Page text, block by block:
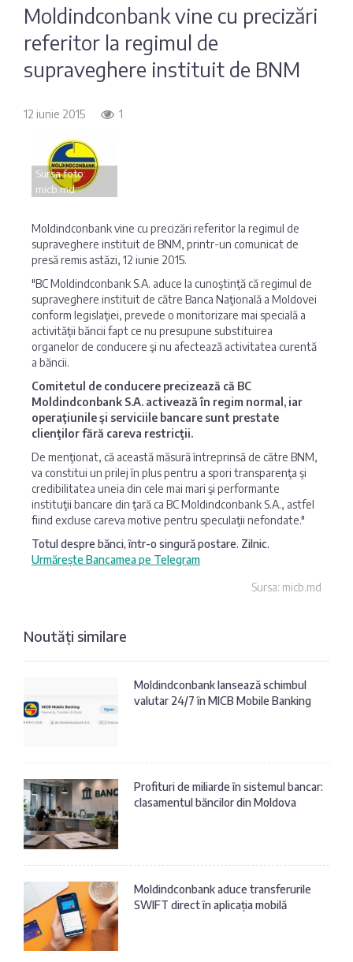
Maib
Moldindconbank
ProCredit Bank
Victoriabank
Moldindconbank vine cu precizări
referitor la regimul de
supraveghere instituit de BNM
12 iunie 2015 1
Sursa foto:
micb.md
Moldindconbank vine cu precizări referitor la regimul de
supraveghere instituit de BNM, printr-un comunicat de
presă remis astăzi, 12 iunie 2015.
"BC Moldindconbank S.A. aduce la cunoştinţă că regimul de
supraveghere instituit de către Banca Naţională a Moldovei
conform legislaţiei, prevede o monitorizare mai specială a
activităţii băncii fapt ce nu presupune substituirea
organelor de conducere şi nu afectează activitatea curentă
a băncii.
Comitetul de conducere precizează că BC
Moldindconbank S.A. activează în regim normal, iar
operaţiunile şi serviciile bancare sunt prestate
clienţilor fără careva restricţii.
De menţionat, că această măsură întreprinsă de către BNM,
va constitui un prilej în plus pentru a spori transparenţa şi
credibilitatea uneia din cele mai mari şi performante
instituţii bancare din ţară ca BC Moldindconbank S.A., astfel
fiind excluse careva motive pentru speculaţii nefondate."
Totul despre bănci, într-o singură postare. Zilnic.
Urmărește Bancamea pe Telegram
Sursa: micb.md
Noutăți similare
Moldindconbank lansează schimbul
valutar 24/7 în MICB Mobile Banking
Profituri de miliarde în sistemul bancar:
clasamentul băncilor din Moldova
Moldindconbank aduce transferurile
SWIFT direct în aplicația mobilă